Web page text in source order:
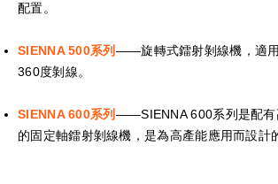
配置。
SIENNA 500系列 ——旋轉式鐳射剝線機，適
360度剝線。
SIENNA 600系列 ——SIENNA 600系列是配有
的固定軸鐳射剝線機，是為高產能應用而設計